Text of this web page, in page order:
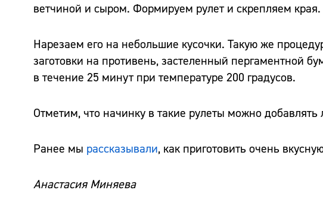
ветчиной и сыром. Формируем рулет и скрепляем края.
Нарезаем его на небольшие кусочки. Такую же
заготовки на противень, застеленный пергаментной
в течение 25 минут при температуре 200 градусов.
Отметим, что начинку в такие рулеты можно добавлять
Ранее мы рассказывали, как приготовить очень
Анастасия Миняева